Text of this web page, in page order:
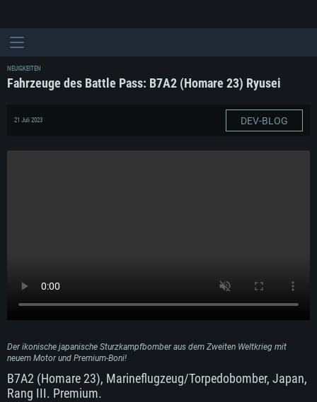
NEUIGKEITEN
Fahrzeuge des Battle Pass: B7A2 (Homare 23) Ryusei
21 Juli 2023 DEV-BLOG
Der ikonische japanische Sturzkampfbomber aus dem Zweiten Weltkrieg mit
neuem Motor und Premium-Boni!
B7A2 (Homare 23), Marineflugzeug/Torpedobomber, Japan,
Rang III. Premium.